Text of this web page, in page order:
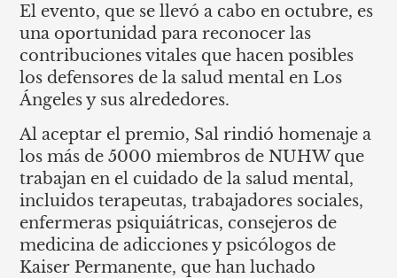
El evento, que se llevó a cabo en octubre, es
una oportunidad para reconocer las
contribuciones vitales que hacen posibles
los defensores de la salud mental en Los
Ángeles y sus alrededores.
Al aceptar el premio, Sal rindió homenaje a
los más de 5000 miembros de NUHW que
trabajan en el cuidado de la salud mental,
incluidos terapeutas, trabajadores sociales,
enfermeras psiquiátricas, consejeros de
medicina de adicciones y psicólogos de
Kaiser Permanente, que han luchado